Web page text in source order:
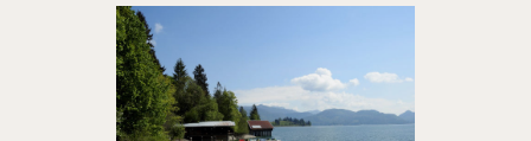
Inhaltsskalierung 100%
Schriftgröße 100%
Zeilenhöhe 100%